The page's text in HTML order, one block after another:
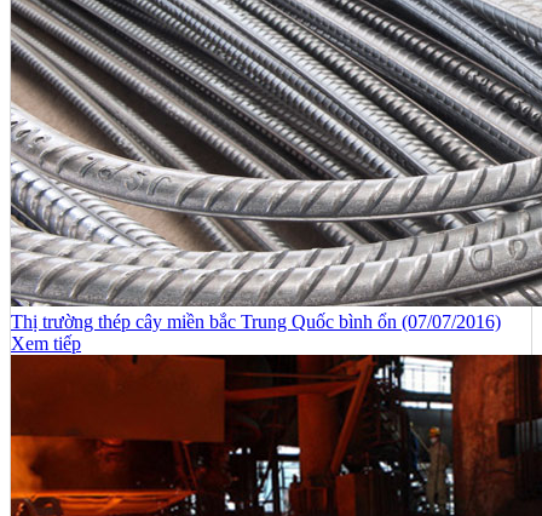
Thị trường thép cây miền bắc Trung Quốc bình ổn (07/07/2016)
Xem tiếp